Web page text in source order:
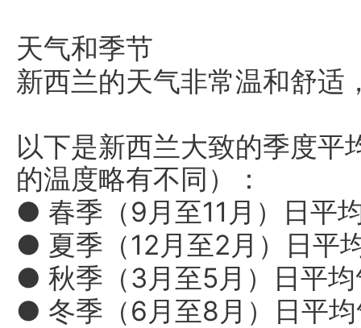
天气和季节
新西兰的天气非常温和舒适
以下是新西兰大致的季度平
的温度略有不同）：
● 春季（9月至11月）日平
● 夏季（12月至2月）日
● 秋季（3月至5月）日平
● 冬季（6月至8月）日平